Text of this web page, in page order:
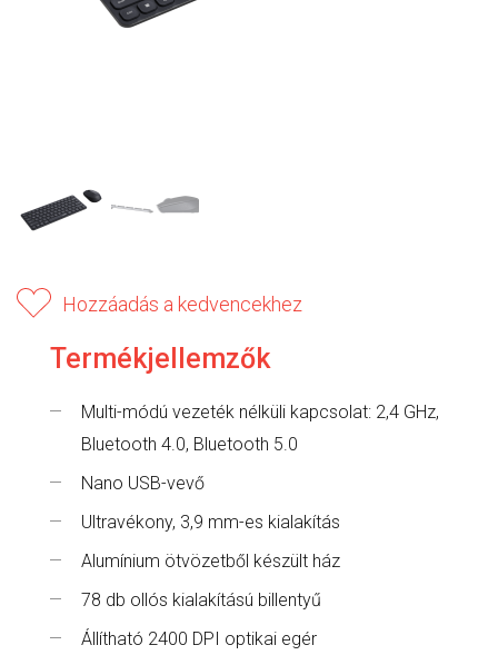
Hozzáadás a kedvencekhez
Termékjellemzők
Multi-módú vezeték nélküli kapcsolat: 2,4 GHz,
Bluetooth 4.0, Bluetooth 5.0
Nano USB-vevő
Ultravékony, 3,9 mm-es kialakítás
Alumínium ötvözetből készült ház
78 db ollós kialakítású billentyű
Állítható 2400 DPI optikai egér